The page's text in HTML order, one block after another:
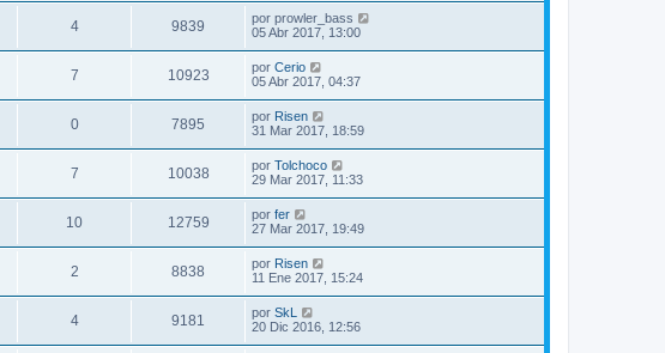
4 9839 por prowler_bass
05 Abr 2017, 13:00
7 10923 por Cerio
05 Abr 2017, 04:37
0 7895 por Risen
31 Mar 2017, 18:59
7 10038 por Tolchoco
29 Mar 2017, 11:33
10 12759 por fer
27 Mar 2017, 19:49
2 8838 por Risen
11 Ene 2017, 15:24
4 9181 por SkL
20 Dic 2016, 12:56